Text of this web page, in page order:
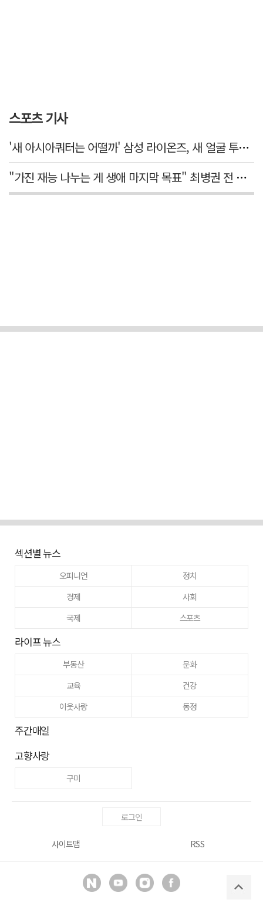
스포츠 기사
'새 아시아쿼터는 어떨까' 삼성 라이온즈, 새 얼굴 투수 미야모리 영입
"가진 재능 나누는 게 생애 마지막 목표" 최병권 전 대구체고 복싱 감독
섹션별 뉴스
오피니언
정치
경제
사회
국제
스포츠
라이프 뉴스
부동산
문화
교육
건강
이웃사랑
동정
주간매일
고향사랑
구미
로그인
사이트맵 RSS